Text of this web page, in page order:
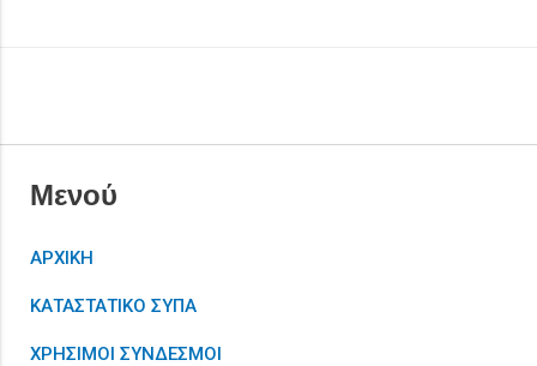
Μενού
ΑΡΧΙΚΗ
ΚΑΤΑΣΤΑΤΙΚΟ ΣΥΠΑ
ΧΡΗΣΙΜΟΙ ΣΥΝΔΕΣΜΟΙ